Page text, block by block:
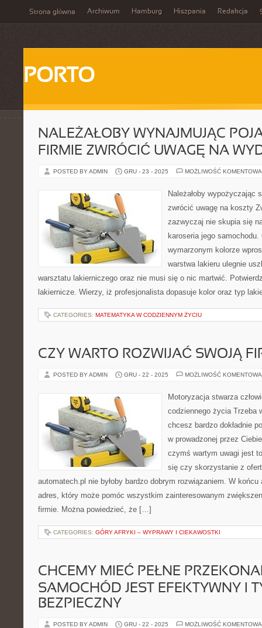
Strona główna Archiwum Hamburg Hiszpania Redakcja
PORTO
NALEŻAŁOBY WYNAJMUJĄC
FIRMIE ZWRÓCIĆ UWAGĘ NA
POSTED BY ADMIN GRU - 23 - 2025 MOŻLIWOŚĆ
Należałoby wypożyczając
zwrócić uwagę na koszty
zazwyczaj nie skupia się
karoseria jego
wymarzonym kolorze
warstwa lakieru ulegnie
warsztatu lakierniczego oraz nie musi się o nic martwić.
lakiernicze. Wierzy, iż profesjonalista dopasuje kolor oraz typ
CATEGORIES: MATEMATYKA W CODZIENNYM ŻYCIU
CZY WARTO ROZWIJAĆ SWOJĄ
POSTED BY ADMIN GRU - 22 - 2025 MOŻLIWOŚĆ
Motoryzacja stwarza
codziennego życia Trzeba
chcesz bardzo dokładnie
w prowadzonej przez
czymś wartym uwagi jest
się czy skorzystanie z
automatech.pl nie byłoby bardzo dobrym rozwiązaniem. W
adres, który może pomóc wszystkim zainteresowanym
firmie. Można powiedzieć, że […]
CATEGORIES: GÓRY AFRYKI – WYPRAWY I CIEKAWOSTKI
CHCEMY MIEĆ PEŁNE
SAMOCHÓD JEST EFEKTYWNY I
BEZPIECZNY
POSTED BY ADMIN GRU - 22 - 2025 MOŻLIWOŚĆ